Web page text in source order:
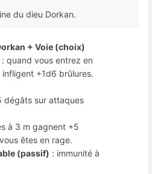
du dieu Dorkan.
+ Voie (choix)
: quand vous entrez en
+1d6 brûlures.
dégâts sur attaques
à 3 m gagnent +5
êtes en rage.
(passif) : immunité à